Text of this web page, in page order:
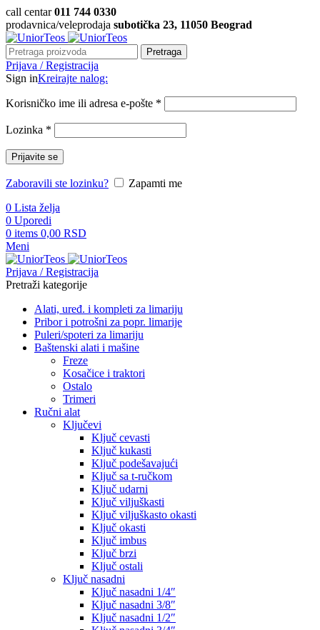
call centar011 744 0330
prodavnica/veleprodaja subotička 23, 11050 Beograd
Pretraga
Prijava / Registracija
Sign inKreirajte nalog:
Korisničko ime ili adresa e-pošte *
Lozinka *
Prijavite se
Zaboravili ste lozinku?
Zapamti me
0 Lista želja
0 Uporedi
0 items 0,00 RSD
Meni
Prijava / Registracija
Pretraži kategorije
Alati, uređ. i kompleti za limariju
Pribor i potrošni za popr. limarije
Puleri/spoteri za limariju
Baštenski alati i mašine
Freze
Kosačice i traktori
Ostalo
Trimeri
Ručni alat
Ključevi
Ključ cevasti
Ključ kukasti
Ključ podešavajući
Ključ sa t-ručkom
Ključ udarni
Ključ viljuškasti
Ključ viljuškasto okasti
Ključ okasti
Ključ imbus
Ključ brzi
Ključ ostali
Ključ nasadni
Ključ nasadni 1/4″
Ključ nasadni 3/8″
Ključ nasadni 1/2″